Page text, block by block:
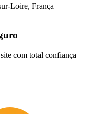
Loire, França
com total confiança